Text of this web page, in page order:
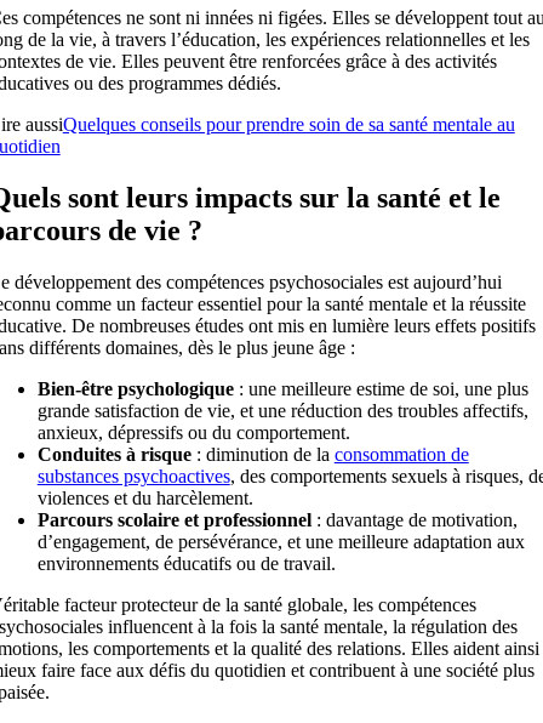
compétences ne sont ni innées ni figées. Elles se développent tout
de la vie, à travers l’éducation, les expériences relationnelles et les
de vie. Elles peuvent être renforcées grâce à des activités
ou des programmes dédiés.
aussiQuelques conseils pour prendre soin de sa santé mentale au
sont leurs impacts sur la santé et le
de vie ?
développement des compétences psychosociales est aujourd’hui
comme un facteur essentiel pour la santé mentale et la réussite
De nombreuses études ont mis en lumière leurs effets positifs
différents domaines, dès le plus jeune âge :
Bien-être psychologique: une meilleure estime de soi, une plus
grande satisfaction de vie, et une réduction des troubles affectifs,
anxieux, dépressifs ou du comportement.
Conduites à risque: diminution de la consommation de
substances psychoactives, des comportements sexuels à risques,
violences et du harcèlement.
Parcours scolaire et professionnel : davantage de motivation,
d’engagement, de persévérance, et une meilleure adaptation aux
environnements éducatifs ou de travail.
facteur protecteur de la santé globale, les compétences
influencent à la fois la santé mentale, la régulation des
les comportements et la qualité des relations. Elles aident ainsi
faire face aux défis du quotidien et contribuent à une société plus